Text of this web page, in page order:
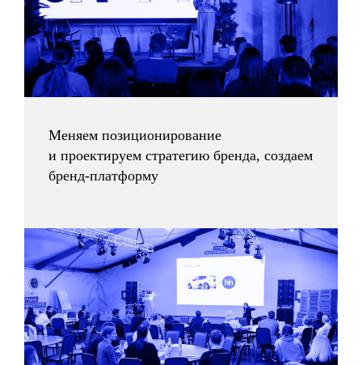
Меняем позиционирование
и проектируем стратегию бренда, создаем
бренд-платформу
Смотреть все товары
методология, которую
придумали в ИКРЕ
CRAFT работает там,
где не справляются другие
методологии. Решение задач